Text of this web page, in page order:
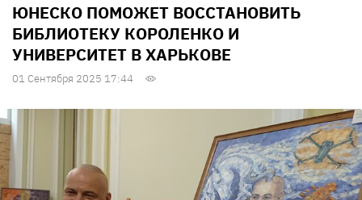
ЮНЕСКО ПОМОЖЕТ ВОССТАНОВИТЬ
БИБЛИОТЕКУ КОРОЛЕНКО И
УНИВЕРСИТЕТ В ХАРЬКОВЕ
01 Сентября 2025 17:44